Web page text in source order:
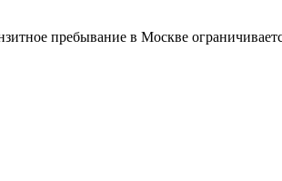
пребывание в Москве